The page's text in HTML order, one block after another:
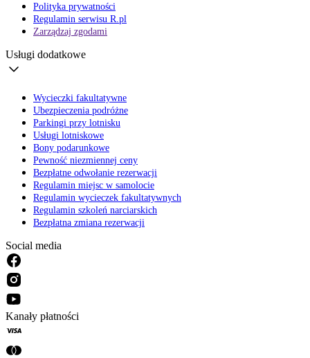
Polityka prywatności
Regulamin serwisu R.pl
Zarządzaj zgodami
Usługi dodatkowe
Wycieczki fakultatywne
Ubezpieczenia podróżne
Parkingi przy lotnisku
Usługi lotniskowe
Bony podarunkowe
Pewność niezmiennej ceny
Bezpłatne odwołanie rezerwacji
Regulamin miejsc w samolocie
Regulamin wycieczek fakultatywnych
Regulamin szkoleń narciarskich
Bezpłatna zmiana rezerwacji
Social media
Kanały płatności